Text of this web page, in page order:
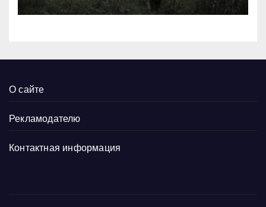
О сайте
Рекламодателю
Контактная информация